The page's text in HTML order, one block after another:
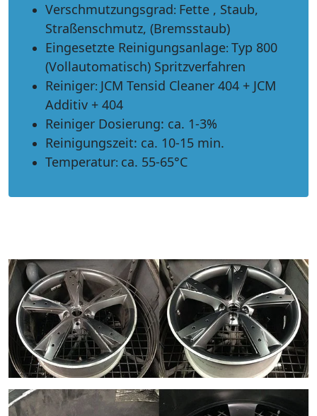
Verschmutzungsgrad: Fette , Staub,
Straßenschmutz, (Bremsstaub)
Eingesetzte Reinigungsanlage: Typ 800
(Vollautomatisch) Spritzverfahren
Reiniger: JCM Tensid Cleaner 404 + JCM
Additiv + 404
Reiniger Dosierung: ca. 1-3%
Reinigungszeit: ca. 10-15 min.
Temperatur: ca. 55-65°C